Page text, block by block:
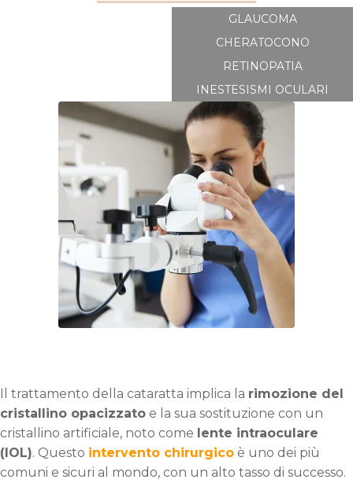
GLAUCOMA
CHERATOCONO
RETINOPATIA
INESTESISMI OCULARI
Il trattamento della cataratta implica la rimozione del
cristallino opacizzato e la sua sostituzione con un
cristallino artificiale, noto come lente intraoculare
(IOL). Questo intervento chirurgico è uno dei più
comuni e sicuri al mondo, con un alto tasso di successo.